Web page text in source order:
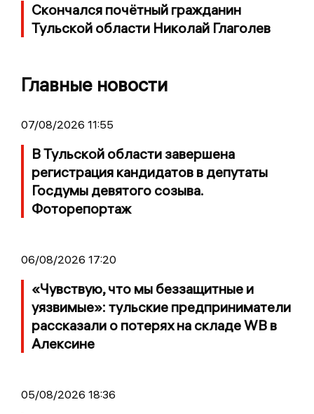
Скончался почётный гражданин
Тульской области Николай Глаголев
Главные новости
07/08/2026 11:55
В Тульской области завершена
регистрация кандидатов в депутаты
Госдумы девятого созыва.
Фоторепортаж
06/08/2026 17:20
«Чувствую, что мы беззащитные и
уязвимые»: тульские предприниматели
рассказали о потерях на складе WB в
Алексине
05/08/2026 18:36